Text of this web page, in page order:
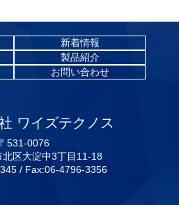
新着情報
製品紹介
お問い合わせ
ワイズテクノス
531-0076
北区大淀中3丁目11-18
/ Fax:06-4796-3356